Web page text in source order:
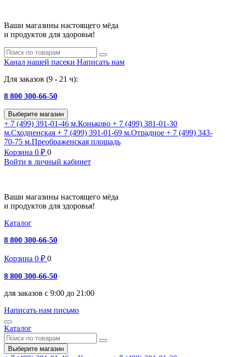
Ваши магазины настоящего мёда
и продуктов для здоровья!
Канал нашей пасеки Написать нам
Для заказов (9 - 21 ч):
8 800 300-66-50
Выберите магазин
+ 7 (499) 391-01-46 м.Коньково + 7 (499) 381-01-30
м.Сходненская + 7 (499) 391-01-69 м.Отрадное + 7 (499) 343-
70-75 м.Преображенская площадь
Корзина 0 ₽ 0
Войти в личный кабинет
Ваши магазины настоящего мёда
и продуктов для здоровья!
Каталог
8 800 300-66-50
Корзина 0 ₽ 0
8 800 300-66-50
для заказов с 9:00 до 21:00
Написать нам письмо
Каталог
Выберите магазин